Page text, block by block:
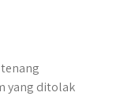
yang ditolak